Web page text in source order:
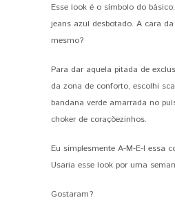
Esse look é o símbolo do
jeans azul desbotado. A cara
mesmo?
Para dar aquela pitada de
da zona de conforto, escolhi
bandana verde amarrada no
choker de coraçõezinhos.
Eu simplesmente A-M-E-I essa
Usaria esse look por uma
Gostaram?